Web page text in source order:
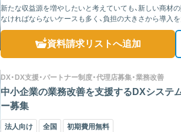
新たな収益源を増やしたいと考えていても、新しい商材
なければならないケースも多く、負担の大きさから導入
て取り組む場合は、で...
資料請求リストへ追加
DX・DX支援・パートナー制度・代理店募集・業務改善
中小企業の業務改善を支援するDXシステ
ー募集
法人向け 全国 初期費用無料